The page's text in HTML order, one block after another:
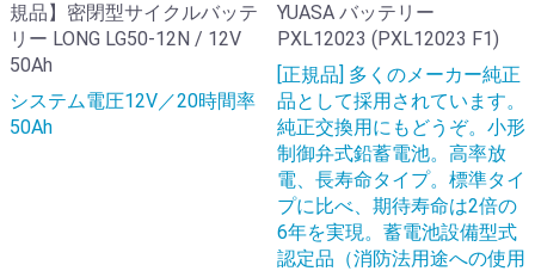
規品】密閉型サイクルバッテ
リー LONG LG50-12N / 12V
50Ah
システム電圧12V／20時間率
50Ah
YUASA バッテリー
PXL12023 (PXL12023 F1)
[正規品] 多くのメーカー純正
品として採用されています。
純正交換用にもどうぞ。小形
制御弁式鉛蓄電池。高率放
電、長寿命タイプ。標準タイ
プに比べ、期待寿命は2倍の
6年を実現。蓄電池設備型式
認定品（消防法用途への使用